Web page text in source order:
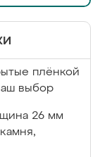
плёнкой
выбор
26 мм